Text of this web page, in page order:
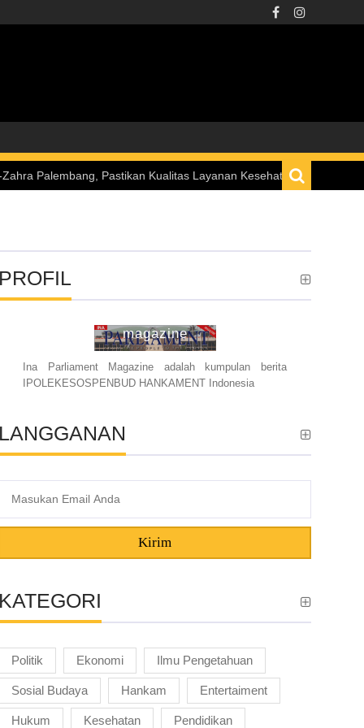
Pastikan Kualitas Layanan Kesehatan di Daerah Semakin
PROFIL
magazine
Ina Parliament Magazine adalah kumpulan berita
IPOLEKESOSPENBUD HANKAMENT Indonesia
LANGGANAN
Kirim
KATEGORI
Politik Ekonomi Ilmu Pengetahuan
Sosial Budaya Hankam Entertaiment
Hukum Kesehatan Pendidikan